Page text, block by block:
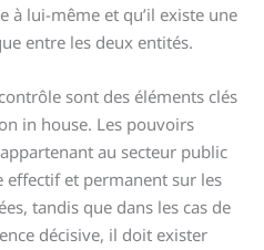
lui-même et qu’il existe une
entre les deux entités.
sont des éléments clés
in house. Les pouvoirs
au secteur public
et permanent sur les
tandis que dans les cas de
décisive, il doit exister